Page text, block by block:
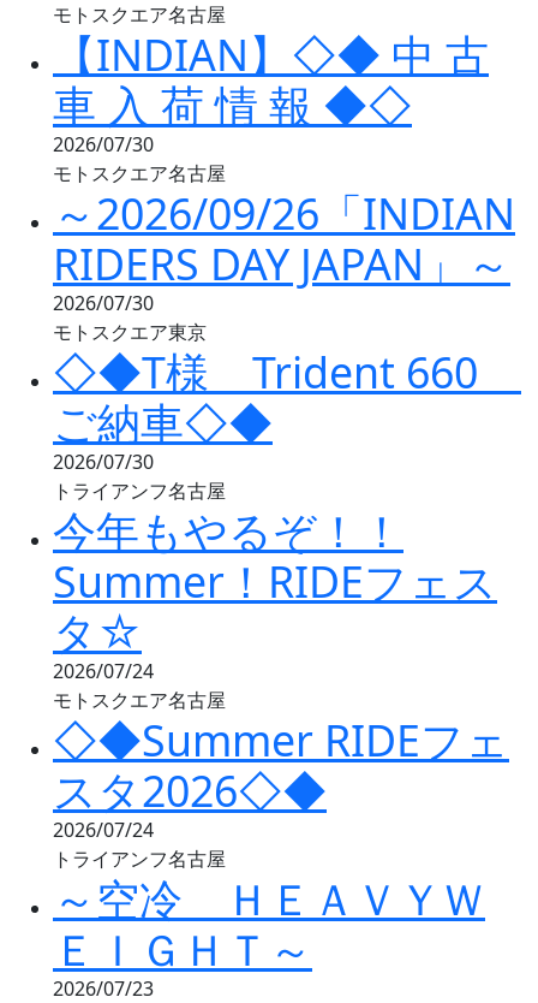
モトスクエア名古屋
【INDIAN】◇◆ 中 古
車 入 荷 情 報 ◆◇
2026/07/30
モトスクエア名古屋
～2026/09/26「INDIAN
RIDERS DAY JAPAN」～
2026/07/30
モトスクエア東京
◇◆T様 Trident 660
ご納車◇◆
2026/07/30
トライアンフ名古屋
今年もやるぞ！！
Summer！RIDEフェス
タ☆
2026/07/24
モトスクエア名古屋
◇◆Summer RIDEフェ
スタ2026◇◆
2026/07/24
トライアンフ名古屋
～空冷 ＨＥＡＶＹＷ
ＥＩＧＨＴ～
2026/07/23